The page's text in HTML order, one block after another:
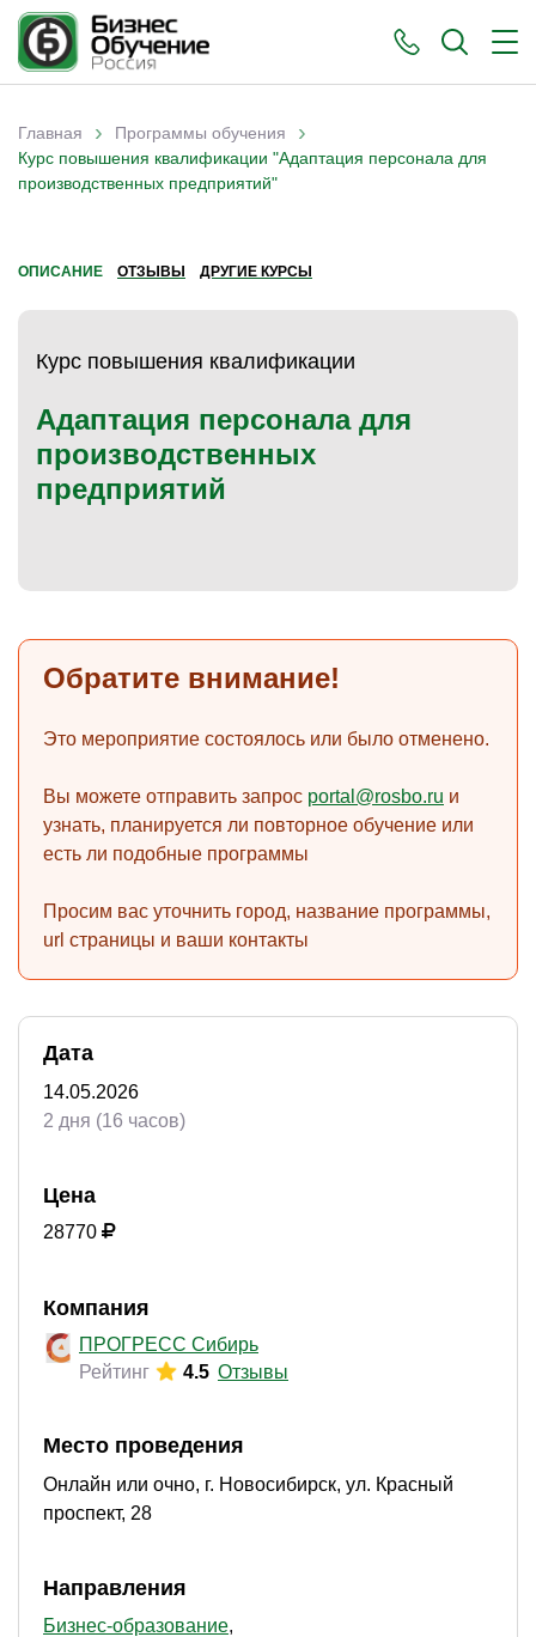
Вы здесь
Главная › Программы обучения ›
Курс повышения квалификации "Адаптация персонала для
производственных предприятий"
ОПИСАНИЕ ОТЗЫВЫ ДРУГИЕ КУРСЫ
Курс повышения квалификации
Адаптация персонала для
производственных
предприятий
Обратите внимание!
Это мероприятие состоялось или было отменено.
Вы можете отправить запрос portal@rosbo.ru и
узнать, планируется ли повторное обучение или
есть ли подобные программы
Просим вас уточнить город, название программы,
url страницы и ваши контакты
Дата
14.05.2026
2 дня (16 часов)
Цена
28770
Компания
ПРОГРЕСС Сибирь
Рейтинг
4.5 Отзывы
Место проведения
Онлайн или очно, г. Новосибирск, ул. Красный
проспект, 28
Направления
Бизнес-образование